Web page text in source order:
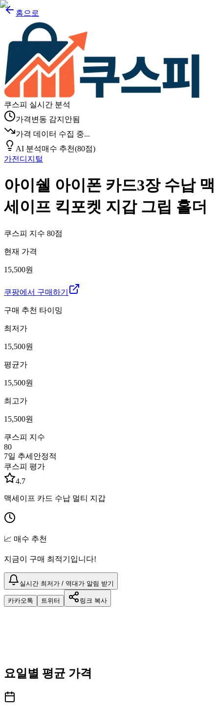
홈으로
쿠스피 실시간 분석
가격변동 감지안됨
가격 데이터 수집 중...
AI 분석매수 추천(80점)
가전디지털
아이쉘 아이폰 카드3장 수납 맥
세이프 킥포켓 지갑 그립 홀더
쿠스피 지수 80점
현재 가격
15,500원
쿠팡에서 구매하기
구매 추천 타이밍
최저가
15,500원
평균가
15,500원
최고가
15,500원
쿠스피 지수
80
7일 추세 안정적
쿠스피 평가
4.7
맥세이프 카드 수납 멀티 지갑
📈 매수 추천
지금이 구매 최적기입니다!
실시간 최저가 / 역대가 알림 받기
카카오톡 트위터 링크 복사
요일별 평균 가격